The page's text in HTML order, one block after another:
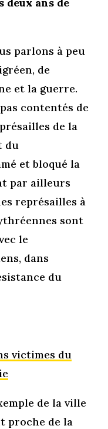
parlons à peu
de
et la guerre.
contentés de
de la
du
et bloqué la
par ailleurs
représailles à
sont
le
dans
du
victimes du
de la ville
proche de la